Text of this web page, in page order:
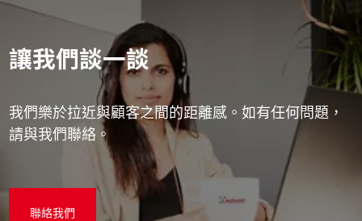
讓我們談一談
我們樂於拉近與顧客之間的距離感。如有任何問題，
請與我們聯絡。
聯絡我們